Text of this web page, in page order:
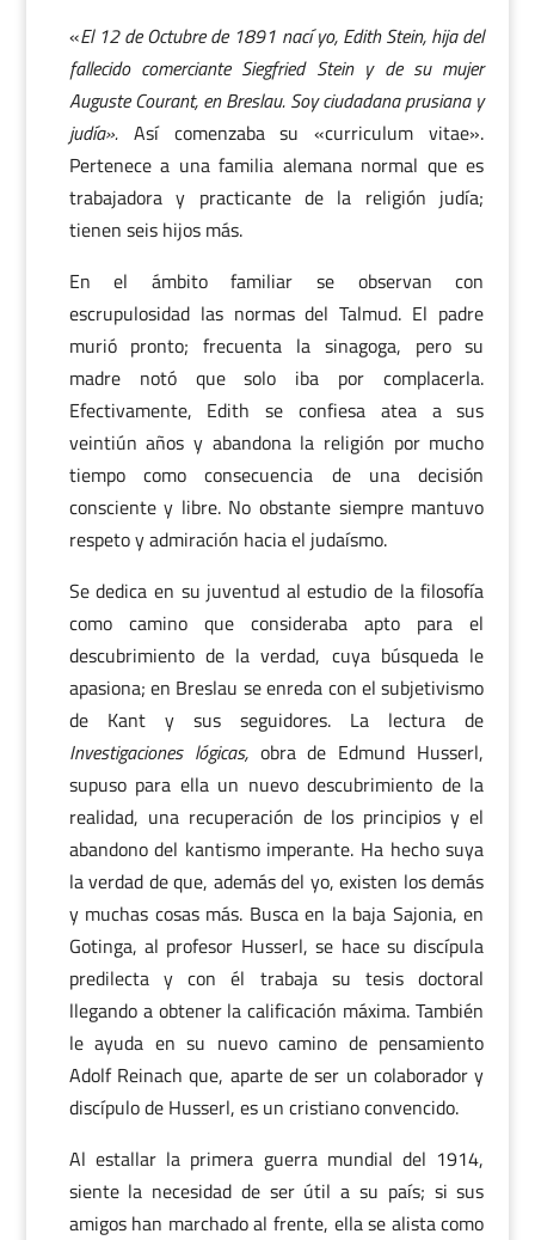
«El 12 de Octubre de 1891 nací yo, Edith Stein, hija del
fallecido comerciante Siegfried Stein y de su mujer
Auguste Courant, en Breslau. Soy ciudadana prusiana y
judía».Así comenzaba su «curriculum vitae».
Pertenece a una familia alemana normal que es
trabajadora y practicante de la religión judía;
tienen seis hijos más.
En el ámbito familiar se observan con
escrupulosidad las normas del Talmud. El padre
murió pronto; frecuenta la sinagoga, pero su
madre notó que solo iba por complacerla.
Efectivamente, Edith se confiesa atea a sus
veintiún años y abandona la religión por mucho
tiempo como consecuencia de una decisión
consciente y libre. No obstante siempre mantuvo
respeto y admiración hacia el judaísmo.
Se dedica en su juventud al estudio de la filosofía
como camino que consideraba apto para el
descubrimiento de la verdad, cuya búsqueda le
apasiona; en Breslau se enreda con el subjetivismo
de Kant y sus seguidores. La lectura de
Investigaciones lógicas,obra de Edmund Husserl,
supuso para ella un nuevo descubrimiento de la
realidad, una recuperación de los principios y el
abandono del kantismo imperante. Ha hecho suya
la verdad de que, además del yo, existen los demás
y muchas cosas más. Busca en la baja Sajonia, en
Gotinga, al profesor Husserl, se hace su discípula
predilecta y con él trabaja su tesis doctoral
llegando a obtener la calificación máxima. También
le ayuda en su nuevo camino de pensamiento
Adolf Reinach que, aparte de ser un colaborador y
discípulo de Husserl, es un cristiano convencido.
Al estallar la primera guerra mundial del 1914,
siente la necesidad de ser útil a su país; si sus
amigos han marchado al frente, ella se alista como